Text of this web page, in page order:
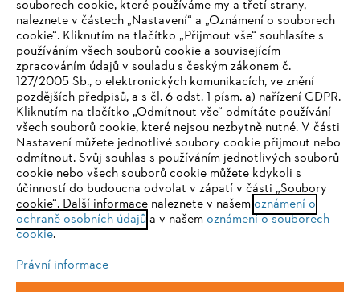
IHR BROWSER WIRD NICHT
UNTERSTÜTZT
Sie nutzen einen Browser, den wir noch nicht unterstützen. Für
eine optimale Nutzung unserer Seite empfehlen wir Ihnen, zu
einem der folgenden Browser zu wechseln:
Firefox Chrome
souborech cookie, které používáme my a třetí strany,
naleznete v částech „Nastavení“ a „Oznámení o souborech
cookie“. Kliknutím na tlačítko „Přijmout vše“ souhlasíte s
používáním všech souborů cookie a souvisejícím
zpracováním údajů v souladu s českým zákonem č.
127/2005 Sb., o elektronických komunikacích, ve znění
pozdějších předpisů, a s čl. 6 odst. 1 písm. a) nařízení GDPR.
Kliknutím na tlačítko „Odmítnout vše“ odmítáte používání
všech souborů cookie, které nejsou nezbytně nutné. V části
Nastavení můžete jednotlivé soubory cookie přijmout nebo
odmítnout. Svůj souhlas s používáním jednotlivých souborů
cookie nebo všech souborů cookie můžete kdykoli s
účinností do budoucna odvolat v zápatí v části „Soubory
cookie“. Další informace naleznete v našem oznámení o
ochraně osobních údajůa v našem oznámení o souborech
cookie.
Právní informace